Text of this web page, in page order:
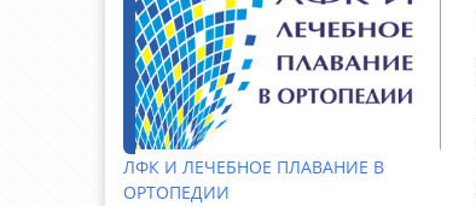
ЛФК И ЛЕЧЕБНОЕ ПЛАВАНИЕ В
ОРТОПЕДИИ